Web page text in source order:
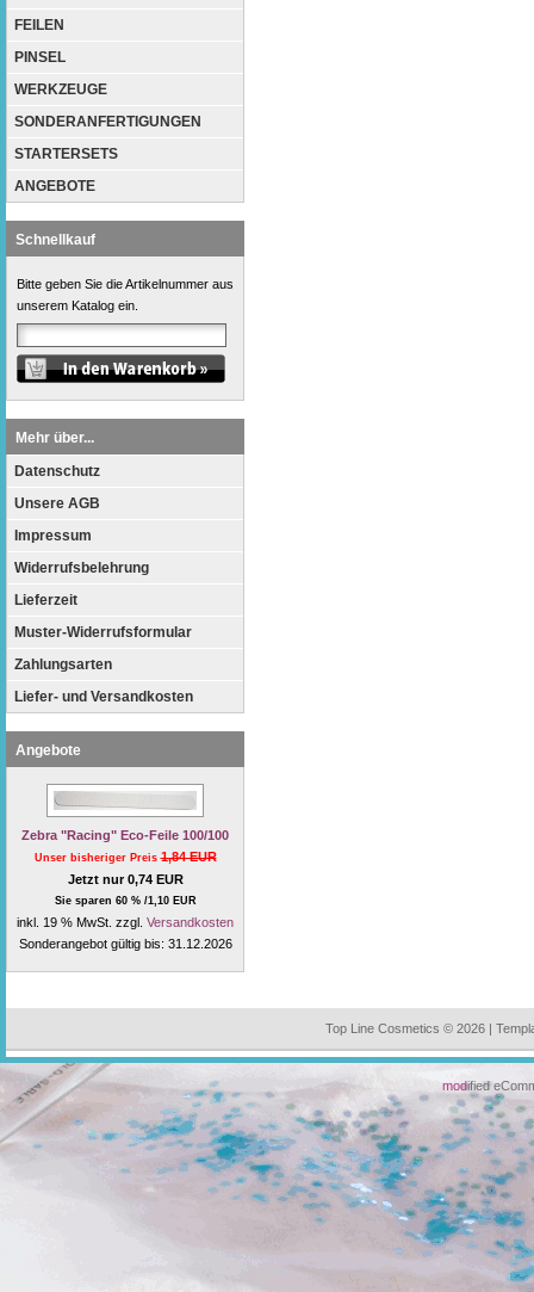
FEILEN
PINSEL
WERKZEUGE
SONDERANFERTIGUNGEN
STARTERSETS
ANGEBOTE
Schnellkauf
Bitte geben Sie die Artikelnummer aus
unserem Katalog ein.
Mehr über...
Datenschutz
Unsere AGB
Impressum
Widerrufsbelehrung
Lieferzeit
Muster-Widerrufsformular
Zahlungsarten
Liefer- und Versandkosten
Angebote
Zebra "Racing" Eco-Feile 100/100
Unser bisheriger Preis1,84 EUR
Jetzt nur 0,74 EUR
Sie sparen 60 % /1,10 EUR
inkl. 19 % MwSt. zzgl. Versandkosten
Sonderangebot gültig bis: 31.12.2026
Top Line Cosmetics © 2026 |
modified